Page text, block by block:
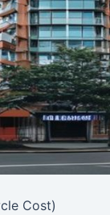
Cost)